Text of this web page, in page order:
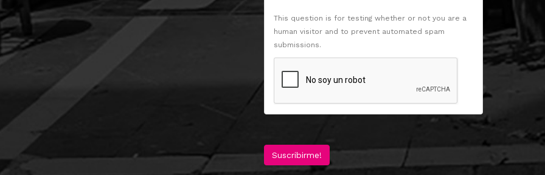
This question is for testing whether or not you are a
human visitor and to prevent automated spam
submissions.
Suscribirme!